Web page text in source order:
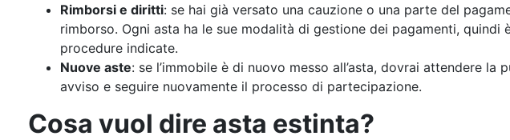
Rimborsi e diritti: se hai già versato una cauzione o una parte del
rimborso. Ogni asta ha le sue modalità di gestione dei pagamenti, quindi
procedure indicate.
Nuove aste: se l’immobile è di nuovo messo all’asta, dovrai attendere la
avviso e seguire nuovamente il processo di partecipazione.
Cosa vuol dire asta estinta?